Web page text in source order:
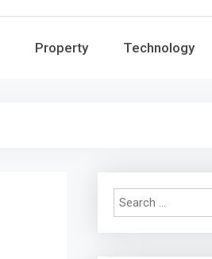
Property Technology